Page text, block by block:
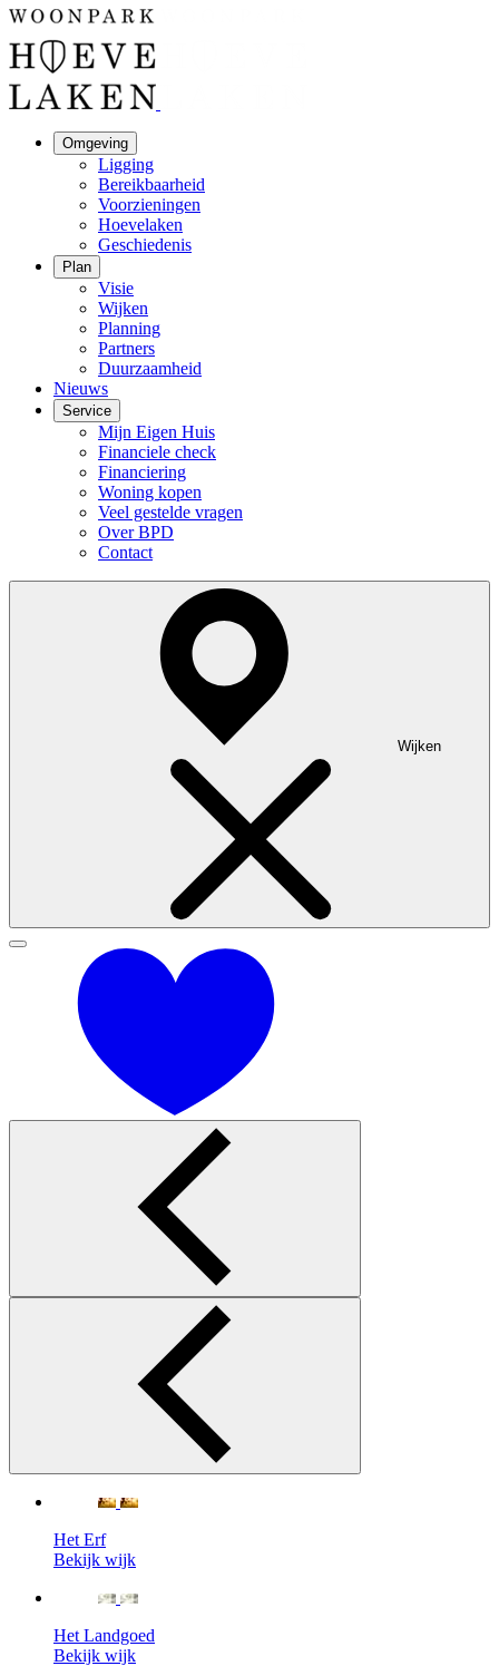
Omgeving
Ligging
Bereikbaarheid
Voorzieningen
Hoevelaken
Geschiedenis
Plan
Visie
Wijken
Planning
Partners
Duurzaamheid
Nieuws
Service
Mijn Eigen Huis
Financiele check
Financiering
Woning kopen
Veel gestelde vragen
Over BPD
Contact
Wijken
Het Erf
Bekijk wijk
Het Landgoed
Bekijk wijk